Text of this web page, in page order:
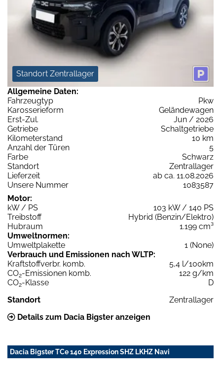
Standort Zentrallager
Allgemeine Daten:
Fahrzeugtyp
Pkw
Karosserieform
Geländewagen
Erst-Zul.
Jun / 2026
Getriebe
Schaltgetriebe
Kilometerstand
10 km
Anzahl der Türen
5
Farbe
Schwarz
Standort
Zentrallager
Lieferzeit
ab ca. 11.08.2026
Unsere Nummer
1083587
Motor:
kW / PS
103 kW / 140 PS
Treibstoff
Hybrid (Benzin/Elektro)
Hubraum
1.199 cm³
Umweltnormen:
Umweltplakette
1 (None)
Verbrauch und Emissionen nach WLTP:
Kraftstoffverbr. komb.
5,4 l/100km
CO2-Emissionen komb.
122 g/km
CO2-Klasse
D
Standort
Zentrallager
Details zum Dacia Bigster anzeigen
Dacia Bigster TCe 140 Expression SHZ LKHZ Navi